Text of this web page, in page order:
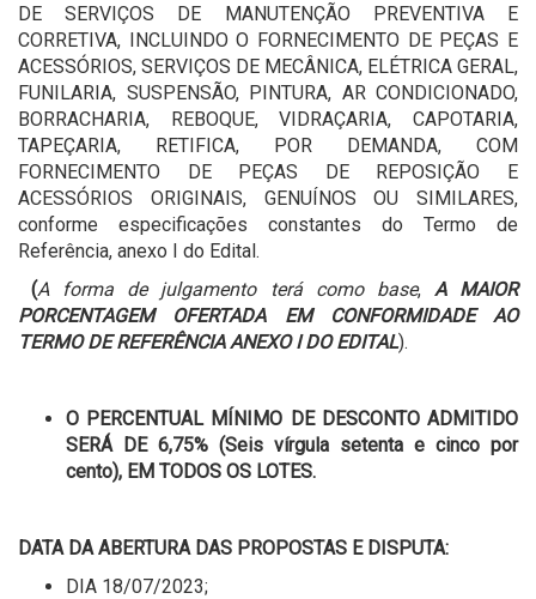
DE SERVIÇOS DE MANUTENÇÃO PREVENTIVA E
CORRETIVA, INCLUINDO O FORNECIMENTO DE PEÇAS E
ACESSÓRIOS, SERVIÇOS DE MECÂNICA, ELÉTRICA GERAL,
FUNILARIA, SUSPENSÃO, PINTURA, AR CONDICIONADO,
BORRACHARIA, REBOQUE, VIDRAÇARIA, CAPOTARIA,
TAPEÇARIA, RETIFICA, POR DEMANDA, COM
FORNECIMENTO DE PEÇAS DE REPOSIÇÃO E
ACESSÓRIOS ORIGINAIS, GENUÍNOS OU SIMILARES,
conforme especificações constantes do Termo de
Referência, anexo I do Edital.
(A forma de julgamento terá como base, A MAIOR
PORCENTAGEM OFERTADA EM CONFORMIDADE AO
TERMO DE REFERÊNCIA ANEXO I DO EDITAL).
O PERCENTUAL MÍNIMO DE DESCONTO ADMITIDO
SERÁ DE 6,75% (Seis vírgula setenta e cinco por
cento), EM TODOS OS LOTES.
DATA DA ABERTURA DAS PROPOSTAS E DISPUTA:
DIA 18/07/2023;